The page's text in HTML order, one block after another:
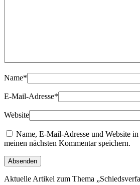
Name*
E-Mail-Adresse*
Website
Name, E-Mail-Adresse und Website
meinen nächsten Kommentar speichern.
Aktuelle Artikel zum Thema